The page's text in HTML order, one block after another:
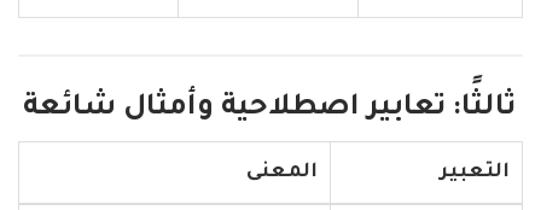
ثالثًا: تعابير اصطلاحية وأمثال شائعة
التعبير المعنى